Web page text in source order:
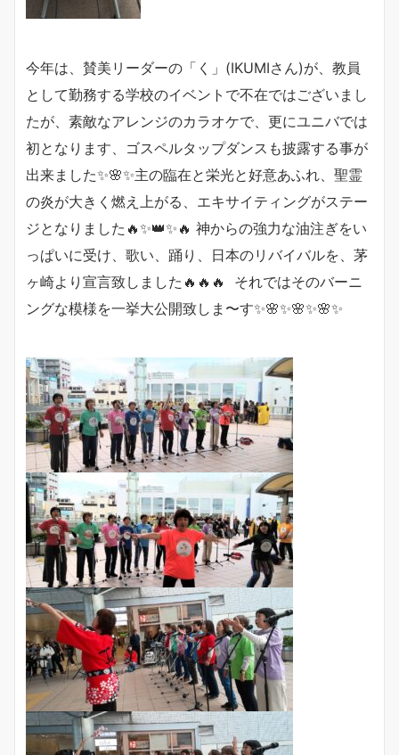
今年は、賛美リーダーの「く」(IKUMIさん)が、教員
として勤務する学校のイベントで不在ではございまし
たが、素敵なアレンジのカラオケで、更にユニバでは
初となります、ゴスペルタップダンスも披露する事が
出来ました✨🌸✨主の臨在と栄光と好意あふれ、聖霊
の炎が大きく燃え上がる、エキサイティングがステー
ジとなりました🔥✨👑✨🔥 神からの強力な油注ぎをい
っぱいに受け、歌い、踊り、日本のリバイバルを、茅
ヶ崎より宣言致しました🔥🔥🔥 それではそのバーニ
ングな模様を一挙大公開致しま〜す✨🌸✨🌸✨🌸✨